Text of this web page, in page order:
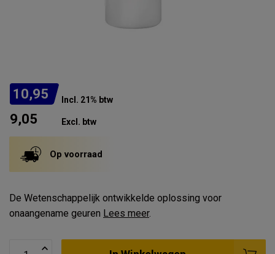
10,95 Incl. 21% btw
9,05 Excl. btw
Op voorraad
De Wetenschappelijk ontwikkelde oplossing voor
onaangename geuren Lees meer.